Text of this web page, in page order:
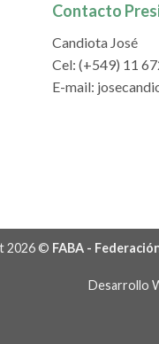
Contacto
Candiota José
Cel: (+549) 11
E-mail:
2026 © FABA -
Desarrollo